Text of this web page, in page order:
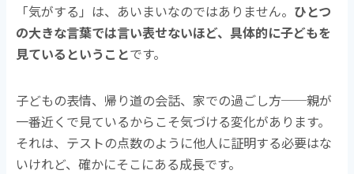
「気がする」は、あいまいなのではありません。 ひとつ
の大きな言葉では言い表せないほど、具体的に子どもを
見ているということです。
子どもの表情、帰り道の会話、家での過ごし方──親が
一番近くで見ているからこそ気づける変化があります。
それは、テストの点数のように他人に証明する必要はな
いけれど、確かにそこにある成長です。